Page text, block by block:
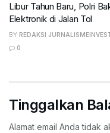
Libur Tahun Baru, Polri
Elektronik di Jalan Tol
BY REDAKSI
0
Tinggalkan
Alamat email Anda tidak